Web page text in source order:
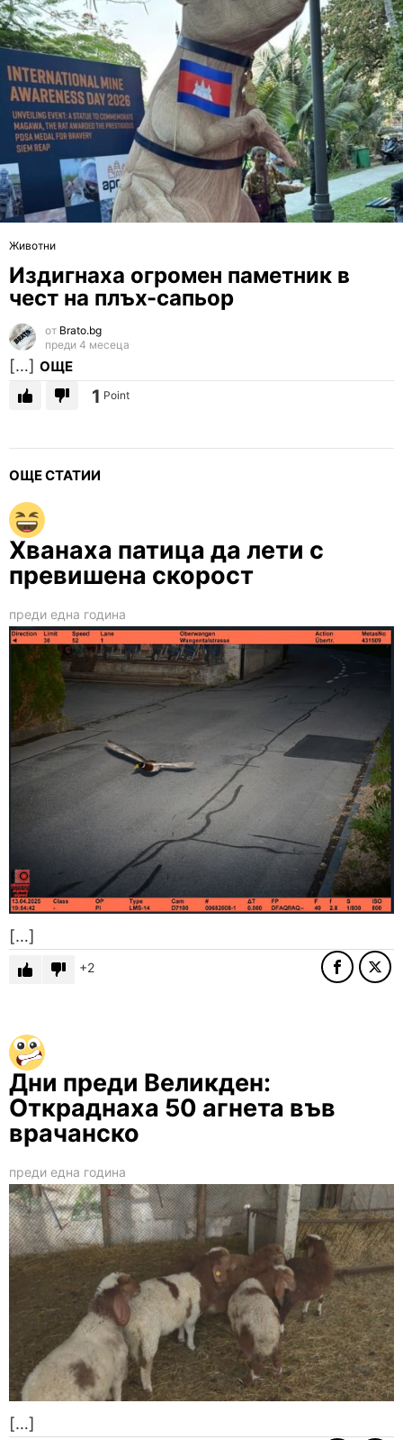
Животни
Издигнаха огромен паметник в
чест на плъх-сапьор
от Brato.bg
преди 4 месеца
[…] ОЩЕ
1 Point
ОЩЕ СТАТИИ
Хванаха патица да лети с
превишена скорост
преди една година
[…]
2
Дни преди Великден:
Откраднаха 50 агнета във
врачанско
преди една година
[…]